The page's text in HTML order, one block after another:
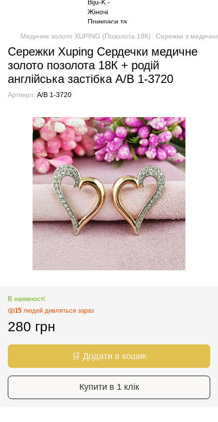
Медичне золото XUPING (Позолота 18К) Сережки з
Сережки Xuping Сердечки медичне
золото позолота 18К + родій
англійська застібка А/В 1-3720
Артикул: А/В 1-3720
В наявності
15 людей дивляться зараз
280 грн
🛒 Додати в кошик
Купити в 1 клік